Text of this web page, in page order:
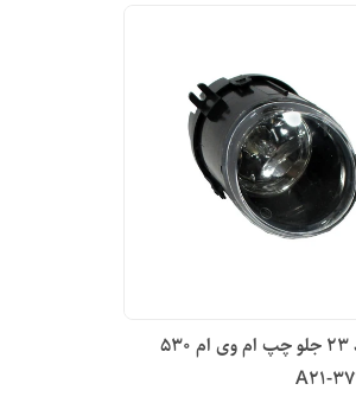
مه شکن کد ۲۳ جلو چپ ام وی ام 530